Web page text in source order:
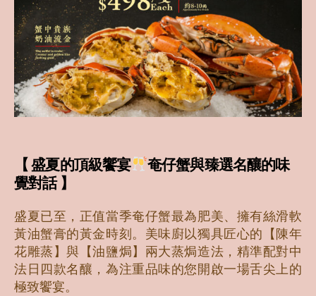
【 盛夏的頂級饗宴
奄仔蟹與臻選名釀的味
覺對話 】
盛夏已至，正值當季奄仔蟹最為肥美、擁有絲滑軟
黃油蟹膏的黃金時刻。美味廚以獨具匠心的【陳年
花雕蒸】與【油鹽焗】兩大蒸焗造法，精準配對中
法日四款名釀，為注重品味的您開啟一場舌尖上的
極致饗宴。